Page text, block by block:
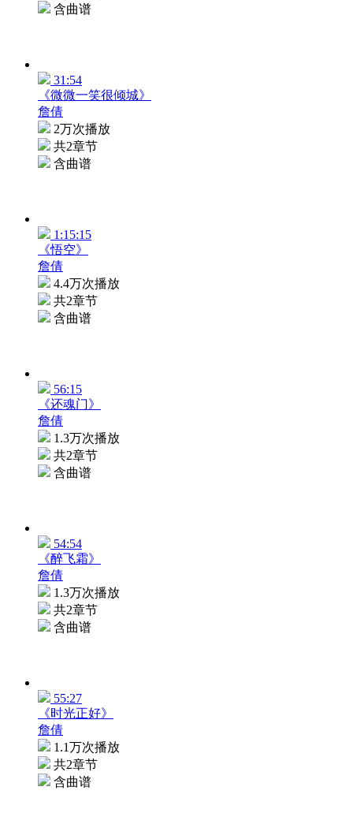
含曲谱
31:54
《微微一笑很倾城》
詹倩
2万次播放
共2章节
含曲谱
1:15:15
《悟空》
詹倩
4.4万次播放
共2章节
含曲谱
56:15
《还魂门》
詹倩
1.3万次播放
共2章节
含曲谱
54:54
《醉飞霜》
詹倩
1.3万次播放
共2章节
含曲谱
55:27
《时光正好》
詹倩
1.1万次播放
共2章节
含曲谱